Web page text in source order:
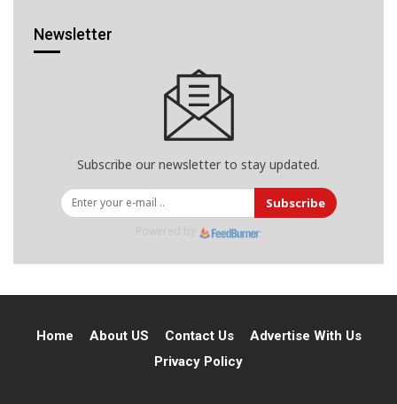
Newsletter
Subscribe our newsletter to stay updated.
Subscribe
Home About US Contact Us
Advertise With Us
Privacy Policy